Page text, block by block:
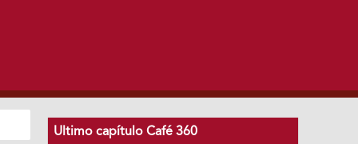
Ultimo capítulo Café 360